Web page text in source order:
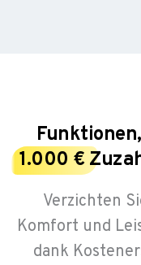
1.000 €
Verzichten
Komfort und
dank